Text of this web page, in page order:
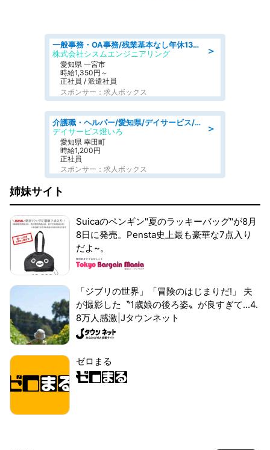
＞
一般事務・OA事務/残業基本なし年休130日社保完備の一般・調達事務
株式会社シスムエンジニアリング
愛知県 一宮市
時給1,350円～
正社員 / 派遣社員
スポンサー：求人ボックス
＞
介護職・ヘルパー/愛知県/デイサービス/JR東海道本線 幸田/額田郡幸田町
デイサービス燈いろ
愛知県 幸田町
時給1,200円
正社員
スポンサー：求人ボックス
姉妹サイト
Suicaのペンギン"夏のラッキーバッグ"が8月
8日に発売。Pensta史上最も豪華な7点入り
だよ~。
「ジブリの世界」「冒険のはじまりだ!」 夫
が撮影した〝1歳娘の後ろ姿〟が良すぎて...4.
8万人感激|Jタウンネット
ゼロまる